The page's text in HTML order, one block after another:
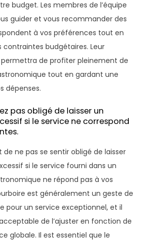
budget. Les membres de l’équipe
guider et vous recommander des
à vos préférences tout en
budgétaires. Leur
permettra de profiter pleinement de
tout en gardant une
dépenses.
pas obligé de laisser un
si le service ne correspond
ne pas se sentir obligé de laisser
si le service fourni dans un
ne répond pas à vos
est généralement un geste de
pour un service exceptionnel, et il
de l’ajuster en fonction de
globale. Il est essentiel que le